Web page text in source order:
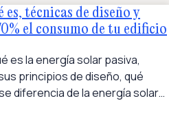
es, técnicas de diseño y
el consumo de tu edificio
es la energía solar pasiva,
principios de diseño, qué
diferencia de la energía solar…